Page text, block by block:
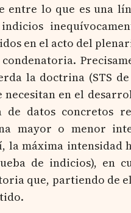
entre lo que es una
en el acto del
la doctrina (STS de
necesitan en el
datos concretos
mayor o menor
máxima intensidad
de indicios), en
que, partiendo de